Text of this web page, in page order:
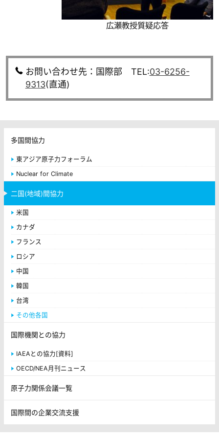
広瀬教授質疑応答
お問い合わせ先：国際部 TEL:03-6256-
9313(直通)
多国間協力
東アジア原子力フォーラム
Nuclear for Climate
二国(地域)間協力
米国
カナダ
フランス
ロシア
中国
韓国
台湾
その他各国
国際機関との協力
IAEAとの協力[資料]
OECD/NEA月刊ニュース
原子力関係会議一覧
国際間の企業交流支援